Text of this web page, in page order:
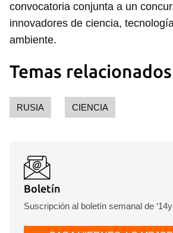
convocatoria conjunta a un
innovadores de ciencia,
ambiente.
Temas relacionados
RUSIA CIENCIA
Boletín
Suscripción al boletín semanal de